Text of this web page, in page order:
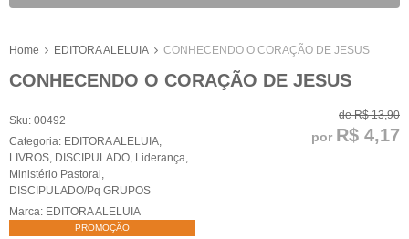
Home EDITORA ALELUIA CONHECENDO O CORAÇÃO DE JESUS
CONHECENDO O CORAÇÃO DE JESUS
Sku: 00492
Categoria: EDITORA ALELUIA
LIVROS DISCIPULADO Liderança
Ministério Pastoral
DISCIPULADO/Pq GRUPOS
Marca: EDITORA ALELUIA
PROMOÇÃO
de R$ 13,90
por R$ 4,17